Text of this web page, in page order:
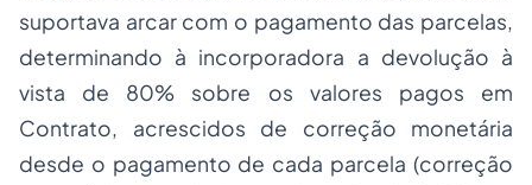
suportava arcar com o pagamento das parcelas,
determinando à incorporadora a devolução à
vista de 80% sobre os valores pagos em
Contrato, acrescidos de correção monetária
desde o pagamento de cada parcela (correção